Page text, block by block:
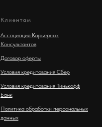
Клиентам
Ассоциация Карьерных
Консультантов
Договор оферты
Условия кредитования Сбер
Условия кредитования Тинькофф
Банк
Политика обработки персональных
данных